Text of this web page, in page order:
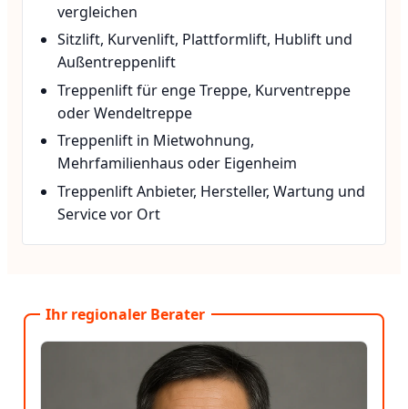
vergleichen
Sitzlift, Kurvenlift, Plattformlift, Hublift und
Außentreppenlift
Treppenlift für enge Treppe, Kurventreppe
oder Wendeltreppe
Treppenlift in Mietwohnung,
Mehrfamilienhaus oder Eigenheim
Treppenlift Anbieter, Hersteller, Wartung und
Service vor Ort
Ihr regionaler Berater